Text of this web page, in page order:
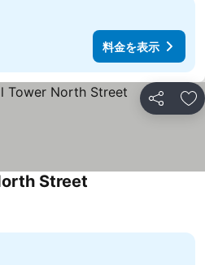
料金を表示
シェア お
Street